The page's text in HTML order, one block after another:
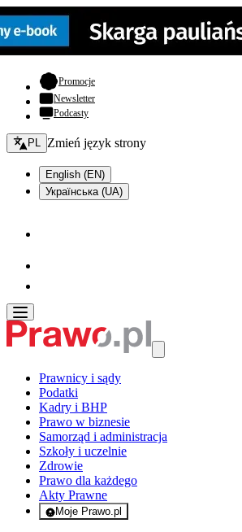
Promocje- otwiera się w nowej karcie
Newsletter
Podcasty
Zmień język - bieżący:
PL Zmień język strony
English (EN)
Українська (UA)
Prawnicy i sądy
Podatki
Kadry i BHP
Prawo w biznesie
Samorząd i administracja
Szkoły i uczelnie
Zdrowie
Prawo dla każdego
Akty Prawne
Moje Prawo.pl
- rejestracja i logowanie do serwisu